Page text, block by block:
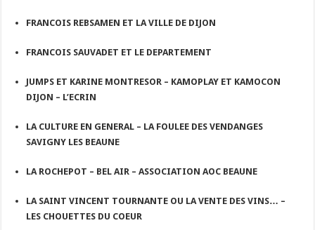
FRANCOIS REBSAMEN ET LA VILLE DE DIJON
FRANCOIS SAUVADET ET LE DEPARTEMENT
JUMPS ET KARINE MONTRESOR – KAMOPLAY ET KAMOCON
DIJON – L’ECRIN
LA CULTURE EN GENERAL – LA FOULEE DES VENDANGES
SAVIGNY LES BEAUNE
LA ROCHEPOT – BEL AIR – ASSOCIATION AOC BEAUNE
LA SAINT VINCENT TOURNANTE OU LA VENTE DES VINS… –
LES CHOUETTES DU COEUR